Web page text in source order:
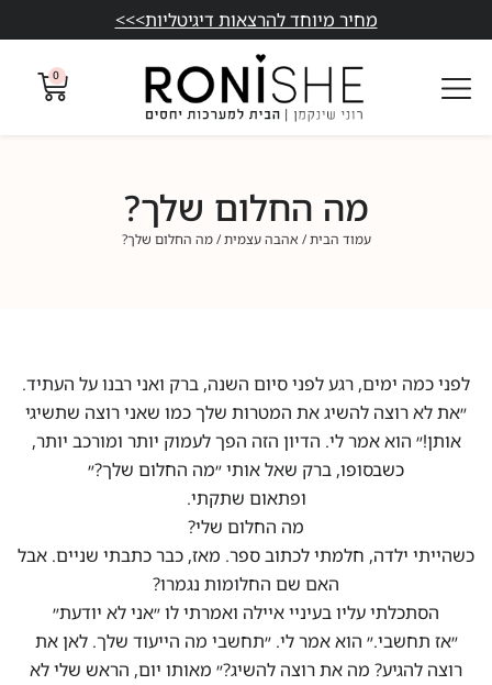
מחיר מיוחד להרצאות דיגיטליות>>>
0
מה החלום שלך?
עמוד הבית/ אהבה עצמית/ מה החלום שלך?
לפני כמה ימים, רגע לפני סיום השנה, ברק ואני רבנו על העתיד.
״את לא רוצה להשיג את המטרות שלך כמו שאני רוצה שתשיגי
אותן!״ הוא אמר לי. הדיון הזה הפך לעמוק יותר ומורכב יותר,
כשבסופו, ברק שאל אותי ״מה החלום שלך?״
ופתאום שתקתי.
מה החלום שלי?
כשהייתי ילדה, חלמתי לכתוב ספר. מאז, כבר כתבתי שניים. אבל
האם שם החלומות נגמרו?
הסתכלתי עליו בעיניי איילה ואמרתי לו ״אני לא יודעת״
״אז תחשבי.״ הוא אמר לי. ״תחשבי מה הייעוד שלך. לאן את
רוצה להגיע? מה את רוצה להשיג?״ מאותו יום, הראש שלי לא